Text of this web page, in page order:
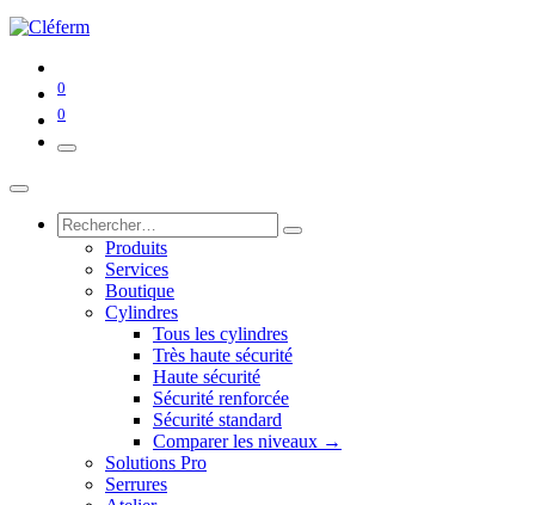
0
0
Produits
Services
Boutique
Cylindres
Tous les cylindres
Très haute sécurité
Haute sécurité
Sécurité renforcée
Sécurité standard
Comparer les niveaux →
Solutions Pro
Serrures